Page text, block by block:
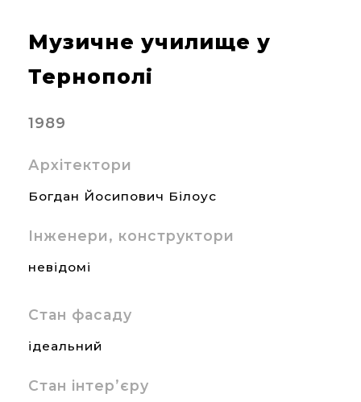
Музичне училище у
Тернополі
1989
Архітектори
Богдан Йосипович Білоус
Інженери, конструктори
невідомі
Стан фасаду
ідеальний
Стан інтер’єру